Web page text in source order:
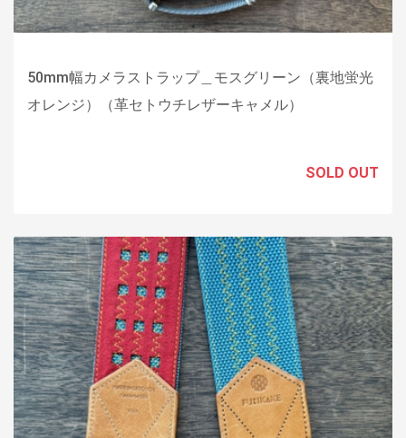
50mm幅カメラストラップ＿モスグリーン（裏地蛍光
オレンジ）（革セトウチレザーキャメル）
SOLD OUT